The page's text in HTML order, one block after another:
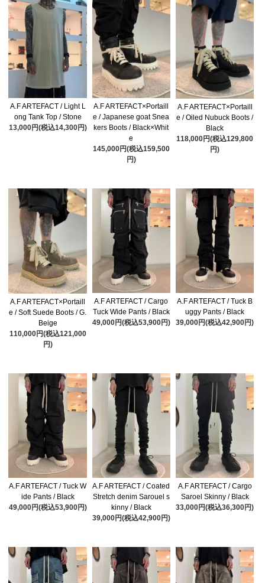
A.F ARTEFACT / Light L
ong Tank Top / Stone
13,000円(税込14,300円)
A.F ARTEFACT×Portaill
e / Japanese goat Snea
kers Boots / Black×Whit
e
145,000円(税込159,500
円)
A.F ARTEFACT×Portaill
e / Oiled Nubuck Boots /
Black
118,000円(税込129,800
円)
A.F ARTEFACT×Portaill
e / Soft Suede Boots / G.
Beige
110,000円(税込121,000
円)
A.F ARTEFACT / Cargo
Tuck Wide Pants / Black
49,000円(税込53,900円)
A.F ARTEFACT / Tuck B
uggy Pants / Black
39,000円(税込42,900円)
A.F ARTEFACT / Tuck W
ide Pants / Black
49,000円(税込53,900円)
A.F ARTEFACT / Coated
Stretch denim Sarouel s
kinny / Black
39,000円(税込42,900円)
A.F ARTEFACT / Cargo
Saroel Skinny / Black
33,000円(税込36,300円)